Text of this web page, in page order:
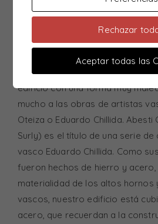
de contemplar un 90% de zona
oficinas a un cambio de uso del
hotel.
Para albergar las oficinas y el
edificio con una forma muy
mucho a las obras de artistas
Oteiza o Eduardo Chillida.
Surly) es el título de una serie
vasco Eduardo Chillida. Como
fueron hechos de hierro y
materialidad de los altos hornos
vascos, nuestro edificio está
acero, que recuerdan a la
Rechazar
Aceptar todas las